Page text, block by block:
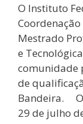
O Instituto
Mestrado
e
comunidade
de
Bandeira. O
29 de julho